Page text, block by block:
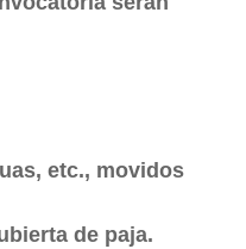
etc., movidos
de paja.